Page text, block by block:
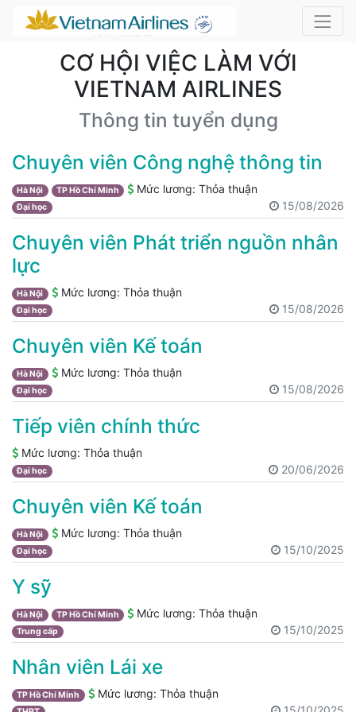
CƠ HỘI VIỆC LÀM VỚI
VIETNAM AIRLINES
Thông tin tuyển dụng
Chuyên viên Công nghệ thông tin
Hà Nội TP Hồ Chí Minh Mức lương:Thỏa thuận
Đại học 15/08/2026
Chuyên viên Phát triển nguồn nhân
lực
Hà Nội Mức lương: Thỏa thuận
Đại học 15/08/2026
Chuyên viên Kế toán
Hà Nội Mức lương: Thỏa thuận
Đại học 15/08/2026
Tiếp viên chính thức
Mức lương: Thỏa thuận
Đại học 20/06/2026
Chuyên viên Kế toán
Hà Nội Mức lương: Thỏa thuận
Đại học 15/10/2025
Y sỹ
Hà Nội TP Hồ Chí Minh Mức lương:Thỏa thuận
Trung cấp 15/10/2025
Nhân viên Lái xe
TP Hồ Chí Minh Mức lương: Thỏa thuận